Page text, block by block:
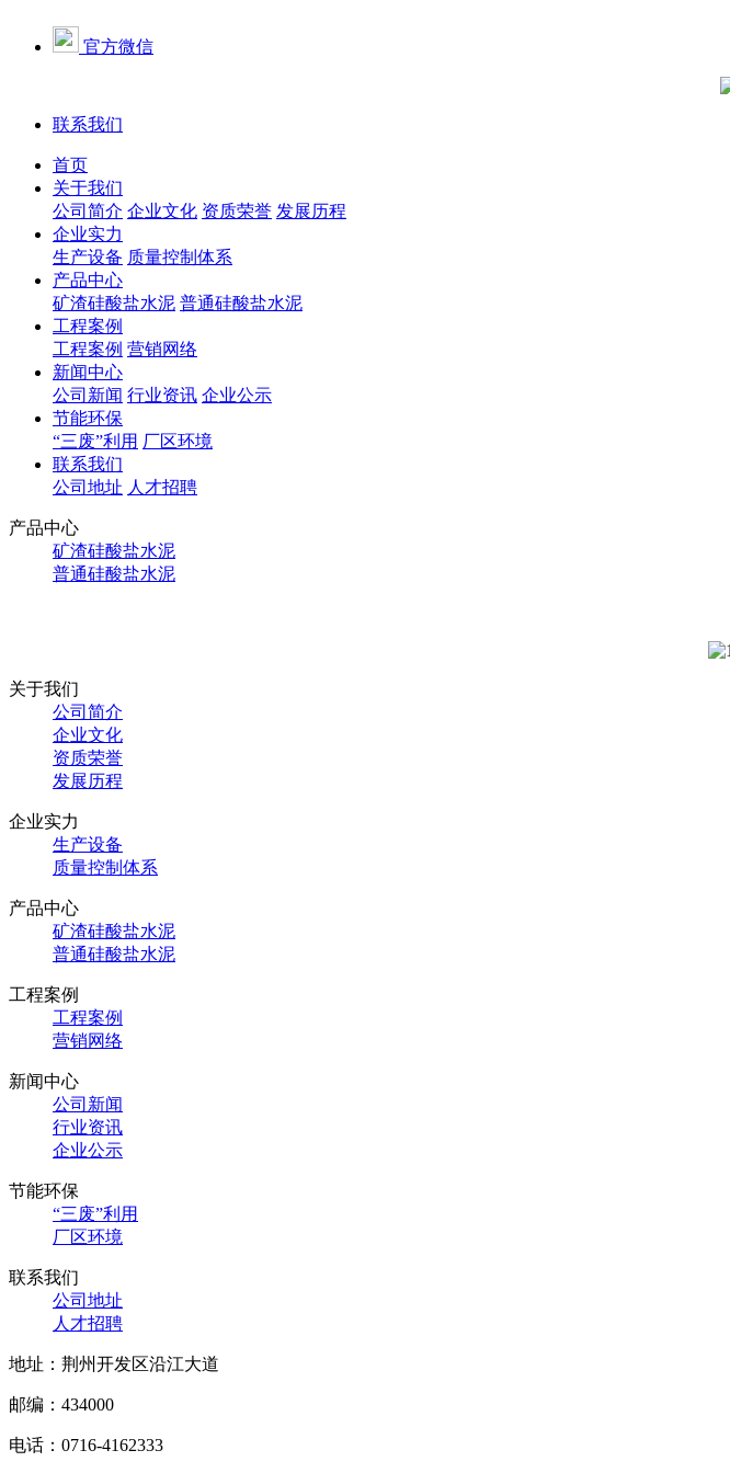
官方微信
联系我们
首页
关于我们
公司简介 企业文化 资质荣誉 发展历程
企业实力
生产设备 质量控制体系
产品中心
矿渣硅酸盐水泥 普通硅酸盐水泥
工程案例
工程案例 营销网络
新闻中心
公司新闻 行业资讯 企业公示
节能环保
“三废”利用 厂区环境
联系我们
公司地址 人才招聘
产品中心
矿渣硅酸盐水泥
普通硅酸盐水泥
关于我们
公司简介
企业文化
资质荣誉
发展历程
企业实力
生产设备
质量控制体系
产品中心
矿渣硅酸盐水泥
普通硅酸盐水泥
工程案例
工程案例
营销网络
新闻中心
公司新闻
行业资讯
企业公示
节能环保
“三废”利用
厂区环境
联系我们
公司地址
人才招聘
地址：荆州开发区沿江大道
邮编：434000
电话：0716-4162333